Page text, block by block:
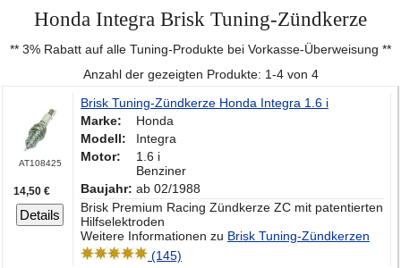
Honda Integra Brisk Tuning-Zündkerze
** 3% Rabatt auf alle Tuning-Produkte bei Vorkasse-Überweisung **
Anzahl der gezeigten Produkte: 1-4 von 4
AT108425
14,50 €
Details
Brisk Tuning-Zündkerze Honda Integra 1.6 i
Marke:
Honda
Modell:
Integra
Motor:
1.6 i
Benziner
Baujahr: ab 02/1988
Brisk Premium Racing Zündkerze ZC mit patentierten
Hilfselektroden
Weitere Informationen zu Brisk Tuning-Zündkerzen
(145)